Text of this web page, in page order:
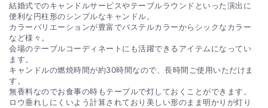
結婚式でのキャンドルサービスやテーブルラウンドといった演出に
便利な円柱形のシンプルなキャンドル。
カラーバリエーションが豊富でパステルカラーからシックなカラー
など様々。
会場のテーブルコーディネートにも活躍できるアイテムになってい
ます。
キャンドルの燃焼時間が約30時間なので、長時間ご使用いただけま
す。
無香料なのでお食事の時もテーブルで灯しておくことができます。
ロウ垂れしにくいよう計算されており美しい形のまま明かりが灯り